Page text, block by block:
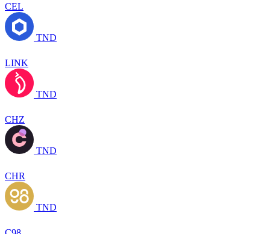
CEL
TND
LINK
TND
CHZ
TND
CHR
TND